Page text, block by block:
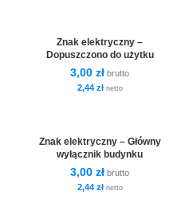
Znak elektryczny –
Dopuszczono do użytku
3,00 zł brutto
2,44 złnetto
Znak elektryczny – Główny
wyłącznik budynku
3,00 zł brutto
2,44 złnetto